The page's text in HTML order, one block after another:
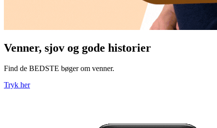
Venner, sjov og gode historier
Find de BEDSTE bøger om venner.
Tryk her